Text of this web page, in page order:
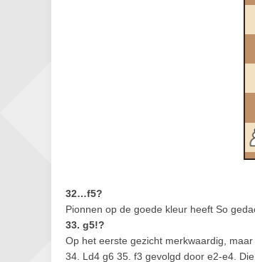
32…f5?
Pionnen op de goede kleur heeft So
33. g5!?
Op het eerste gezicht merkwaardig,
34. Ld4 g6 35. f3 gevolgd door e2-e4.